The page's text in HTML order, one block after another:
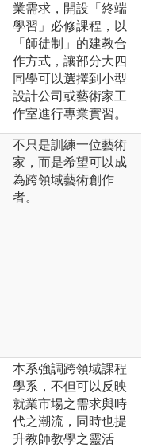
業需求，開設「終端
學習」必修課程，以
「師徒制」的建教合
作方式，讓部分大四
同學可以選擇到小型
設計公司或藝術家工
作室進行專業實習。
不只是訓練一位藝術
家，而是希望可以成
為跨領域藝術創作
者。
本系強調跨領域課程
學系，不但可以反映
就業市場之需求與時
代之潮流，同時也提
升教師教學之靈活